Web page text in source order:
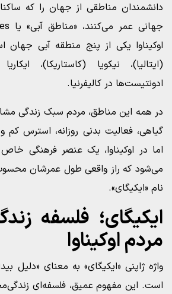
دانشمندان مناطقی از جهان را که
اوکیناوا یکی از پنج منطقه آبی جهان
(ایتالیا)، نیکویا (کاستاریکا)،
ادونتیست‌ها در کالیفرنیا.
در همه این مناطق، مردم سبک زندگی
گیاهی، فعالیت بدنی روزانه، استرس
اما در اوکیناوا، یک عنصر فرهنگی
می‌شود که راز واقعی طول عمرشان
نام «ایکیگای».
ایکیگای؛ فلسفه
مردم اوکیناوا
واژه ژاپنی «ایکیگای» به معنای «دلیل
است. این مفهوم عمیق، فلسفه‌ای